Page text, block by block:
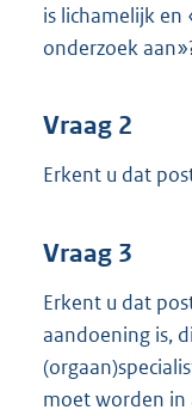
is lichamelijk
onderzoek
Vraag 2
Erkent u dat
Vraag 3
Erkent u dat
aandoening is,
moet worden in